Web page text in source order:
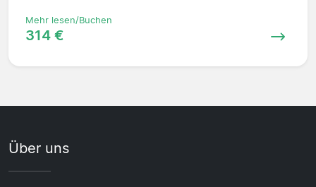
Mehr lesen/Buchen
314 €
Über uns